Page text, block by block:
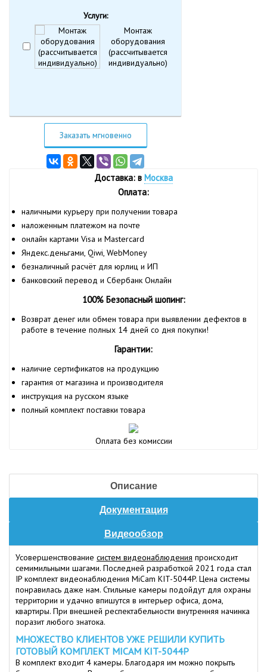
Услуги:
Монтаж
оборудования
(рассчитывается
индивидуально)
Заказать мгновенно
Доставка: в Москва
Оплата:
наличными курьеру при получении товара
наложенным платежом на почте
онлайн картами Visa и Mastercard
Яндекс.деньгами, Qiwi, WebMoney
безналичный расчёт для юрлиц и ИП
банковский перевод и Сбербанк Онлайн
100% Безопасный шопинг:
Возврат денег или обмен товара при выявлении дефектов в
работе в течение полных 14 дней со дня покупки!
Гарантии:
наличие сертификатов на продукцию
гарантия от магазина и производителя
инструкция на русском языке
полный комплект поставки товара
Оплата без комиссии
Описание
Документация
Видеообзор
Усовершенствование систем видеонаблюдения происходит
семимильными шагами. Последней разработкой 2021 года стал
IP комплект видеонаблюдения MiCam KIT-5044P. Цена системы
понравилась даже нам. Стильные камеры подойдут для охраны
территории и удачно впишутся в интерьер офиса, дома,
квартиры. При внешней респектабельности внутренняя начинка
поразит любого знатока.
МНОЖЕСТВО КЛИЕНТОВ УЖЕ РЕШИЛИ КУПИТЬ
ГОТОВЫЙ КОМПЛЕКТ MICAM KIT-5044P
В комплект входит 4 камеры. Благодаря им можно покрыть